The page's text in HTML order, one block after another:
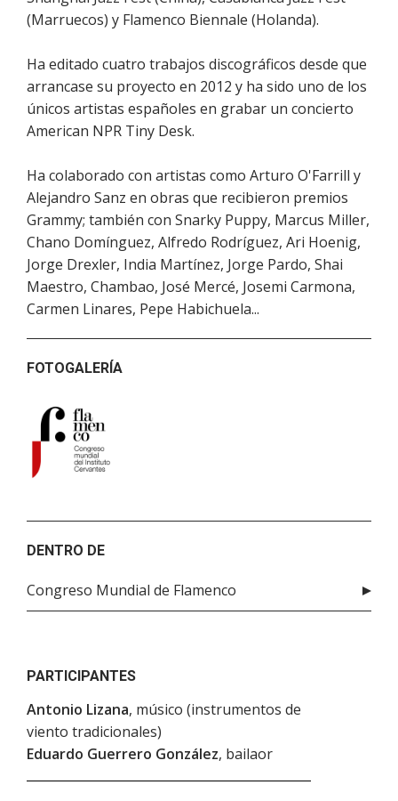
(Marruecos) y Flamenco Biennale (Holanda).
Ha editado cuatro trabajos discográficos desde que
arrancase su proyecto en 2012 y ha sido uno de los
únicos artistas españoles en grabar un concierto
American NPR Tiny Desk.
Ha colaborado con artistas como Arturo O'Farrill y
Alejandro Sanz en obras que recibieron premios
Grammy; también con Snarky Puppy, Marcus Miller,
Chano Domínguez, Alfredo Rodríguez, Ari Hoenig,
Jorge Drexler, India Martínez, Jorge Pardo, Shai
Maestro, Chambao, José Mercé, Josemi Carmona,
Carmen Linares, Pepe Habichuela...
FOTOGALERÍA
DENTRO DE
Congreso Mundial de Flamenco
PARTICIPANTES
Antonio Lizana, músico (instrumentos de
viento tradicionales)
Eduardo Guerrero González, bailaor